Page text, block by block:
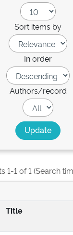
Sort items by
In order
Authors/record
1-1 of 1 (Search
Title